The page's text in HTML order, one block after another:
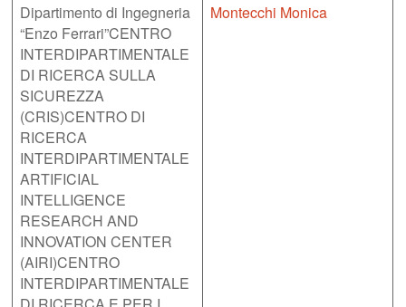
Dipartimento di Ingegneria
“Enzo Ferrari”CENTRO
INTERDIPARTIMENTALE
DI RICERCA SULLA
SICUREZZA
(CRIS)CENTRO DI
RICERCA
INTERDIPARTIMENTALE
ARTIFICIAL
INTELLIGENCE
RESEARCH AND
INNOVATION CENTER
(AIRI)CENTRO
INTERDIPARTIMENTALE
Montecchi Monica